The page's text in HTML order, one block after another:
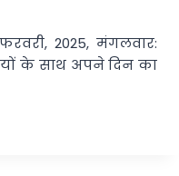
2025, मंगलवार:
के साथ अपने दिन का